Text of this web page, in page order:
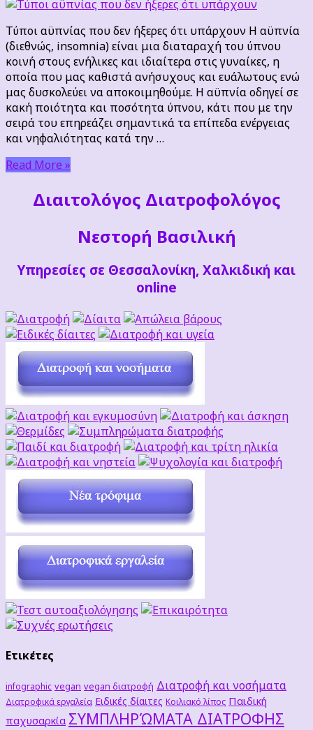
αϋπνίας
που
δεν
ήξερες
ότι
υπάρχουν
Τύποι αϋπνίας που δεν ήξερες ότι υπάρχουν Η αϋπνία
(διεθνώς, insomnia) είναι μια διαταραχή του ύπνου
κοινή στους ενήλικες και ιδιαίτερα στις γυναίκες, η
οποία που μας καθιστά ανήσυχους και ευάλωτους ενώ
μας δυσκολεύει να αποκοιμηθούμε. Η αϋπνία οδηγεί σε
κακή ποιότητα και ποσότητα ύπνου, κάτι που με την
σειρά του επηρεάζει σημαντικά τα επίπεδα ενέργειας
και νηφαλιότητας κατά την …
Read More »
Διαιτoλόγος Διατροφολόγος
Νεστορή Βασιλική
Υπηρεσίες σε Θεσσαλονίκη, Χαλκιδική και
online
Ετικέτες
infographic vegan vegan διατροφή Διατροφή και νοσήματα
Διατροφικά εργαλεία Ειδικές δίαιτες Κοιλιακό λίπος Παιδική
παχυσαρκία ΣΥΜΠΛΗΡΏΜΑΤΑ ΔΙΑΤΡΟΦΗΣ